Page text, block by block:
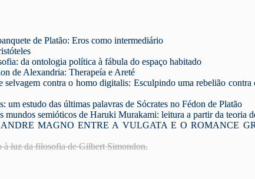
de Platão: Eros como intermediário
da ontologia política à fábula do espaço habitado
de Alexandria: Therapeía e Areté
selvagem contra o homo digitalis: Esculpindo uma rebelião
um estudo das últimas palavras de Sócrates no Fédon de Platão
mundos semióticos de Haruki Murakami: leitura a partir da teoria
MAGNO ENTRE A VULGATA E O ROMANCE
à luz da filosofia de GilbertSimondon.